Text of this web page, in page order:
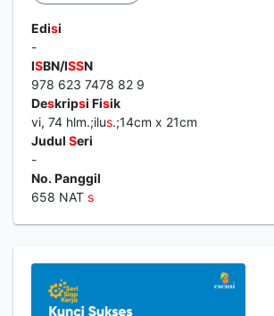
Edisi
-
ISBN/ISSN
978 623 7478 82 9
Deskripsi Fisik
vi, 74 hlm.;ilus.;14cm x 21cm
Judul Seri
-
No. Panggil
658 NAT s